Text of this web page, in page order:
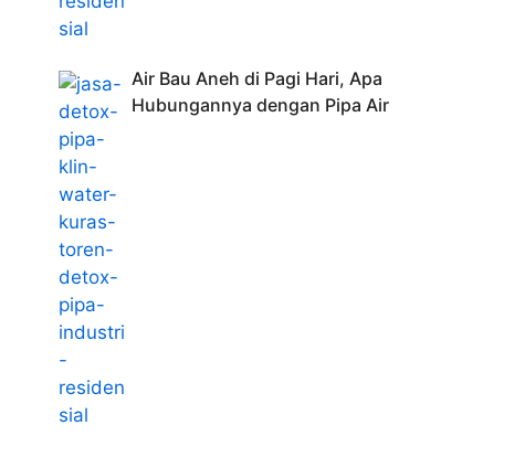
Air Bau Aneh di Pagi Hari, Apa
Hubungannya dengan Pipa Air